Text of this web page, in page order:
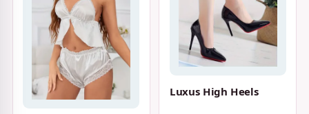
Luxus High Heels